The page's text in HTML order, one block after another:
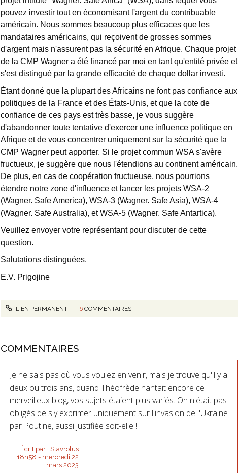
pouvez investir tout en économisant l'argent du contribuable
américain. Nous sommes beaucoup plus efficaces que les
mandataires américains, qui reçoivent de grosses sommes
d'argent mais n'assurent pas la sécurité en Afrique. Chaque projet
de la CMP Wagner a été financé par moi en tant qu'entité privée et
s'est distingué par la grande efficacité de chaque dollar investi.
Étant donné que la plupart des Africains ne font pas confiance aux
politiques de la France et des États-Unis, et que la cote de
confiance de ces pays est très basse, je vous suggère
d'abandonner toute tentative d'exercer une influence politique en
Afrique et de vous concentrer uniquement sur la sécurité que la
CMP Wagner peut apporter. Si le projet commun WSA s'avère
fructueux, je suggère que nous l'étendions au continent américain.
De plus, en cas de coopération fructueuse, nous pourrions
étendre notre zone d'influence et lancer les projets WSA-2
(Wagner. Safe America), WSA-3 (Wagner. Safe Asia), WSA-4
(Wagner. Safe Australia), et WSA-5 (Wagner. Safe Antartica).
Veuillez envoyer votre représentant pour discuter de cette
question.
Salutations distinguées.
E.V. Prigojine
LIEN PERMANENT 6 COMMENTAIRES
COMMENTAIRES
Je ne sais pas où vous voulez en venir, mais je trouve qu'il y a
deux ou trois ans, quand Théofrède hantait encore ce
merveilleux blog, vos sujets étaient plus variés. On n'était pas
obligés de s'y exprimer uniquement sur l'invasion de l'Ukraine
par Poutine, aussi justifiée soit-elle !
Écrit par : Stavrolus
18h58 - mercredi 22
mars 2023